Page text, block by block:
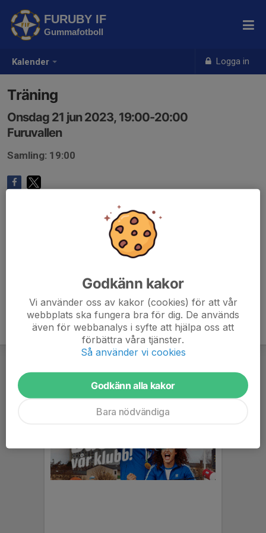
Kalender Logga in
FURUBY IF
Gummafotboll
Träning
Onsdag 21 jun 2023, 19:00-20:00
Furuvallen
Samling: 19:00
Godkänn kakor
Vi använder oss av kakor (cookies) för att vår
webbplats ska fungera bra för dig. De används
även för webbanalys i syfte att hjälpa oss att
förbättra våra tjänster.
Så använder vi cookies
Godkänn alla kakor
Bara nödvändiga